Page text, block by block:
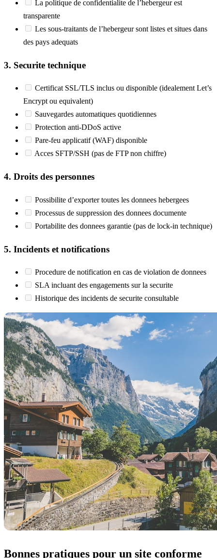
La politique de confidentialite de l’hebergeur est
transparente
Les sous-traitants de l’hebergeur sont listes et situes dans
des pays adequats
3. Securite technique
Certificat SSL/TLS inclus ou disponible (idealement Let’s
Encrypt ou equivalent)
Sauvegardes automatiques quotidiennes
Protection anti-DDoS active
Pare-feu applicatif (WAF) disponible
Acces SFTP/SSH (pas de FTP non chiffre)
4. Droits des personnes
Possibilite d’exporter toutes les donnees hebergees
Processus de suppression des donnees documente
Portabilite des donnees garantie (pas de lock-in technique)
5. Incidents et notifications
Procedure de notification en cas de violation de donnees
SLA incluant des engagements sur la securite
Historique des incidents de securite consultable
Bonnes pratiques pour un site conforme